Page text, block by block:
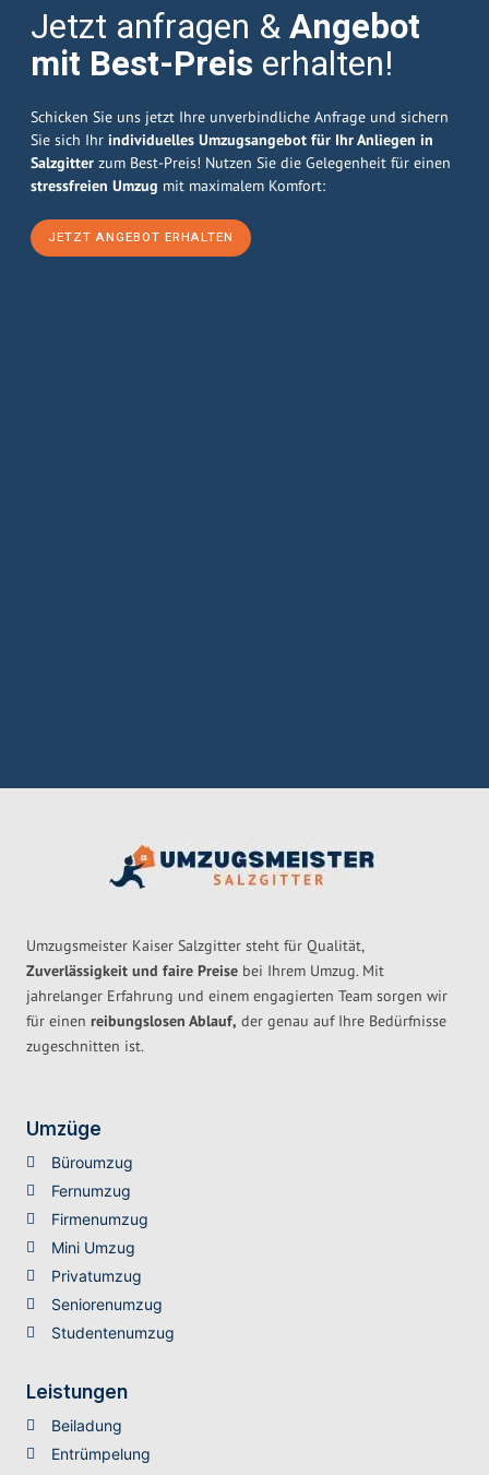
Jetzt anfragen &Angebot
mit Best-Preis erhalten!
Schicken Sie uns jetzt Ihre unverbindliche Anfrage und sichern
Sie sich Ihr individuelles Umzugsangebot für Ihr Anliegen in
Salzgitter zum Best-Preis! Nutzen Sie die Gelegenheit für einen
stressfreien Umzug mit maximalem Komfort:
JETZT ANGEBOT ERHALTEN
Umzugsmeister Kaiser Salzgitter steht für Qualität,
Zuverlässigkeit und faire Preise bei Ihrem Umzug. Mit
jahrelanger Erfahrung und einem engagierten Team sorgen wir
für einen reibungslosen Ablauf, der genau auf Ihre Bedürfnisse
zugeschnitten ist.
Umzüge
Büroumzug
Fernumzug
Firmenumzug
Mini Umzug
Privatumzug
Seniorenumzug
Studentenumzug
Leistungen
Beiladung
Entrümpelung